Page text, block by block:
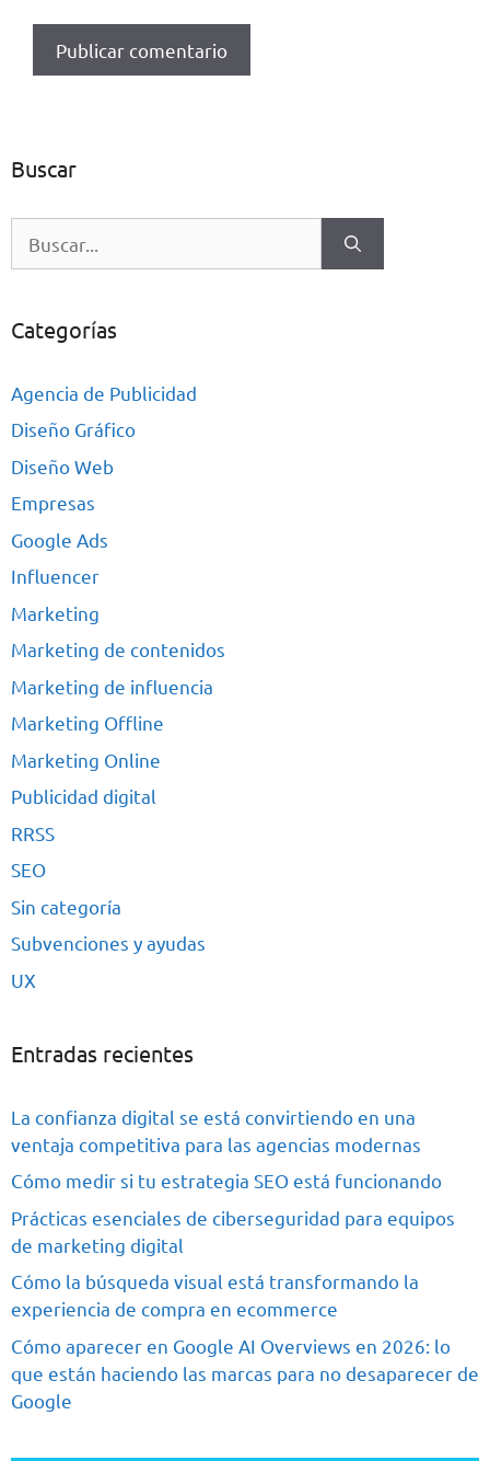
Buscar
Categorías
Agencia de Publicidad
Diseño Gráfico
Diseño Web
Empresas
Google Ads
Influencer
Marketing
Marketing de contenidos
Marketing de influencia
Marketing Offline
Marketing Online
Publicidad digital
RRSS
SEO
Sin categoría
Subvenciones y ayudas
UX
Entradas recientes
La confianza digital se está convirtiendo en una
ventaja competitiva para las agencias modernas
Cómo medir si tu estrategia SEO está funcionando
Prácticas esenciales de ciberseguridad para equipos
de marketing digital
Cómo la búsqueda visual está transformando la
experiencia de compra en ecommerce
Cómo aparecer en Google AI Overviews en 2026: lo
que están haciendo las marcas para no desaparecer de
Google